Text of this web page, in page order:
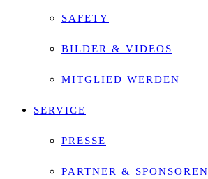
SAFETY
BILDER & VIDEOS
MITGLIED WERDEN
SERVICE
PRESSE
PARTNER & SPONSOREN